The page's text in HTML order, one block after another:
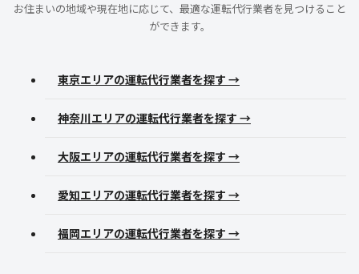
お住まいの地域や現在地に応じて、最適な運転代行業者を見つけること
ができます。
東京エリアの運転代行業者を探す →
神奈川エリアの運転代行業者を探す →
大阪エリアの運転代行業者を探す →
愛知エリアの運転代行業者を探す →
福岡エリアの運転代行業者を探す →